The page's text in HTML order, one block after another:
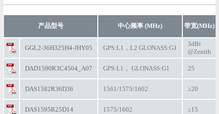
产品型号 中心频率 (MHz) 带宽(MHz)
GGL2-36H325H4-JHY05 GPS:L1，L2 GLONASS:G1
3dBi
@Zenith
DAD1590R3C4504_A07 GPS:L1， GLONASS:G1 25
DAS1582R36D36 1561/1575/1602 ≥20
DAS1595R25D14 1575/1602 ≥15